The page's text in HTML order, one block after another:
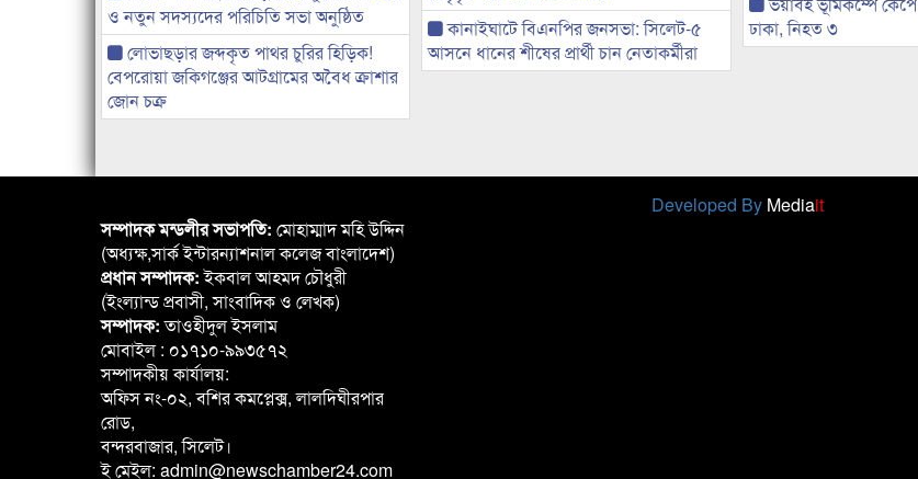
ও নতুন সদস্যদের পরিচিতি সভা অনুষ্ঠিত
লোভাছড়ার জব্দকৃত পাথর চুরির হিড়িক!
বেপরোয়া জকিগঞ্জের আটগ্রামের অবৈধ ক্রাশার
জোন চক্র
কানাইঘাটে বিএনপির জনসভা: সিলেট-৫
আসনে ধানের শীষের প্রার্থী চান নেতাকর্মীরা
ঢাকা, নিহত ৩
Developed By Mediait
সম্পাদক মন্ডলীর সভাপতি: মোহাম্মাদ মহি উদ্দিন
(অধ্যক্ষ,সার্ক ইন্টারন্যাশনাল কলেজ বাংলাদেশ)
প্রধান সম্পাদক:ইকবাল আহমদ চৌধুরী
(ইংল্যান্ড প্রবাসী, সাংবাদিক ও লেখক)
সম্পাদক:তাওহীদুল ইসলাম
মোবাইল : ০১৭১০-৯৯৩৫৭২
সম্পাদকীয় কার্যালয়:
অফিস নং-০২, বশির কমপ্লেক্স, লালদিঘীরপার
রোড,
বন্দরবাজার, সিলেট।
ই মেইল: admin@newschamber24.com